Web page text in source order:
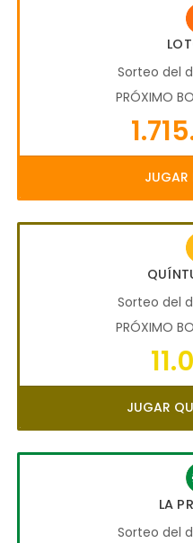
Sorteo del
PRÓXIMO
JUGAR
Sorteo del
PRÓXIMO
JUGAR
LA
Sorteo del